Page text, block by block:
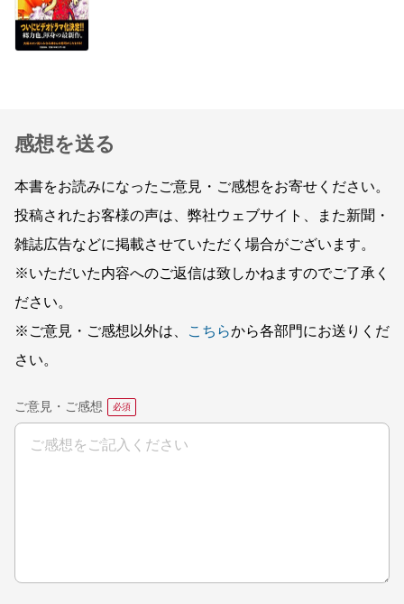
感想を送る
本書をお読みになったご意見・ご感想をお寄せください。
投稿されたお客様の声は、弊社ウェブサイト、また新聞・
雑誌広告などに掲載させていただく場合がございます。
※いただいた内容へのご返信は致しかねますのでご了承く
ださい。
※ご意見・ご感想以外は、
こちらから各部門にお送りくだ
さい。
ご意見・ご感想